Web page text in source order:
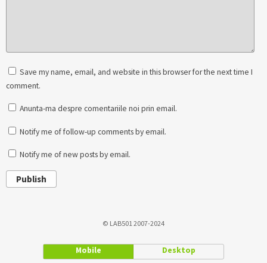
Save my name, email, and website in this browser for the next time I
comment.
Anunta-ma despre comentariile noi prin email.
Notify me of follow-up comments by email.
Notify me of new posts by email.
Publish
© LAB501 2007-2024
Mobile Desktop